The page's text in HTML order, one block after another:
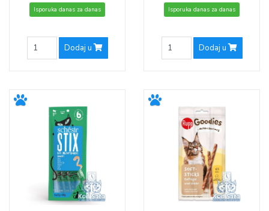
Isporuka danas za danas
Dodaj u
Isporuka danas za danas
Dodaj u